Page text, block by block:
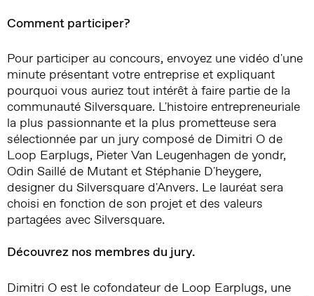
Comment participer?
Pour participer au concours, envoyez une vidéo d'une
minute présentant votre entreprise et expliquant
pourquoi vous auriez tout intérêt à faire partie de la
communauté Silversquare. L'histoire entrepreneuriale
la plus passionnante et la plus prometteuse sera
sélectionnée par un jury composé de Dimitri O de
Loop Earplugs, Pieter Van Leugenhagen de yondr,
Odin Saillé de Mutant et Stéphanie D'heygere,
designer du Silversquare d'Anvers. Le lauréat sera
choisi en fonction de son projet et des valeurs
partagées avec Silversquare.
Découvrez nos membres du jury.
Dimitri O est le cofondateur de Loop Earplugs, une